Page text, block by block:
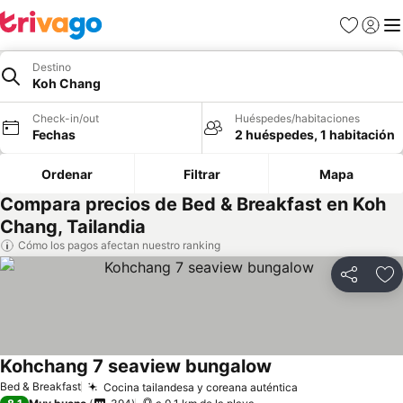
Favoritos
Iniciar
Destino
Koh Chang
Check-in/out
Fechas
Huéspedes/habitaciones
2 huéspedes, 1 habitación
Ordenar Filtrar Mapa
Compara precios de Bed & Breakfast en Koh
Chang, Tailandia
Cómo los pagos afectan nuestro ranking
Compartir
Bed & Breakfast Cocina tailandesa y coreana auténtica
Kohchang 7 seaview bungalow